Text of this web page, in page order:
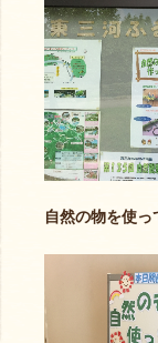
自然の物を使